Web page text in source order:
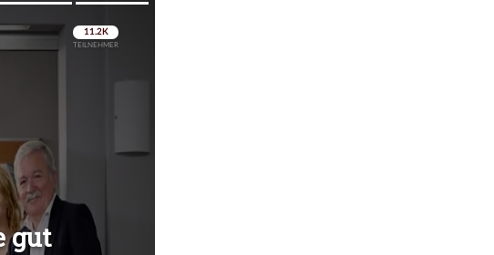
Überspringen
Überspringen